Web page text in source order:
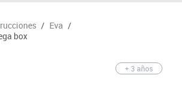
/ Eva /
box
+ 3 años